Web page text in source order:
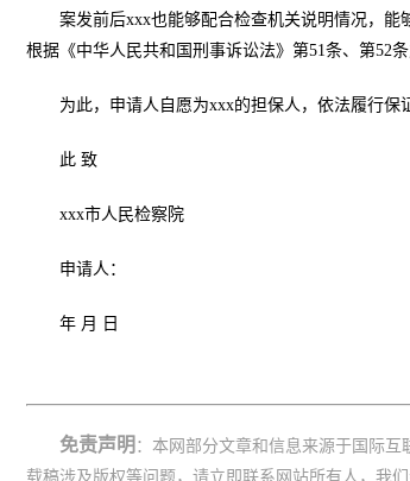
案发前后xxx也能够配合检查机关说明情况，能
根据《中华人民共和国刑事诉讼法》第51条、第52
为此，申请人自愿为xxx的担保人，依法履行保
此 致
xxx市人民检察院
申请人：
年 月 日
免责声明 ：本网部分文章和信息来源于国际
载稿涉及版权等问题，请立即联系网站所有人，我